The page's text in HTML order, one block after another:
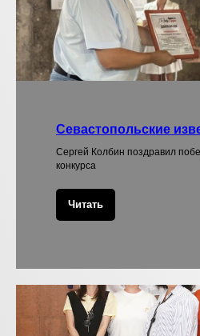
Севастопольские
Сергей Колбин поздравил
конкурса
Читать